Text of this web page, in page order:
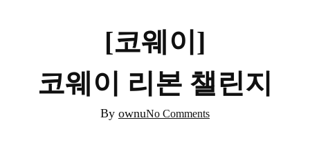
[코웨이]
코웨이 리본 챌린지
By ownuNo Comments